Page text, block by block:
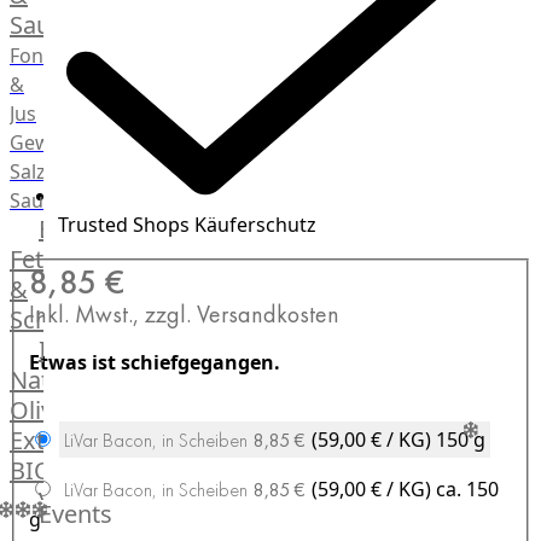
Saucen
Fonds
&
Jus
Gewürze
Salz
Saucen
Butter,
Fett
&
Schmalz
ItalianBar
Natives
Olivenöl
Extra
BIO
Veggie
Hardware
Events
Trusted Shops Käuferschutz
8,85 €
Inkl. Mwst., zzgl. Versandkosten
Etwas ist schiefgegangen.
LiVar Bacon, in Scheiben 8,85 € (59,00 € / KG) 150 g
LiVar Bacon, in Scheiben 8,85 € (59,00 € / KG)ca. 150
g